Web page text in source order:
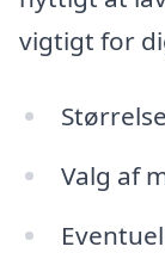
vigtigt for
Valg af